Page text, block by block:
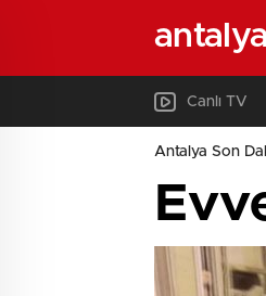
Canlı TV
Antalya Son